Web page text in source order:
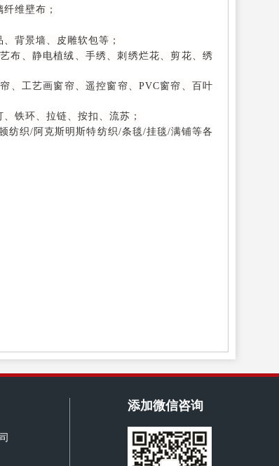
维壁布；
背景墙、皮雕软包等；
布、静电植绒、手绣、刺绣烂花、剪花、绣
、工艺画窗帘、遥控窗帘、PVC窗帘、百叶
铁环、拉链、按扣、流苏；
纺织/阿克斯明斯特纺织/条毯/挂毯/满铺等各
添加微信咨询